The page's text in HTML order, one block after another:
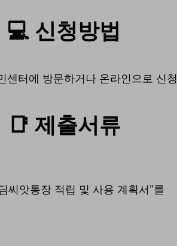
💻 신청방법
센터에 방문하거나 온라인으로 신청
📑 제출서류
씨앗통장 적립 및 사용 계획서”를